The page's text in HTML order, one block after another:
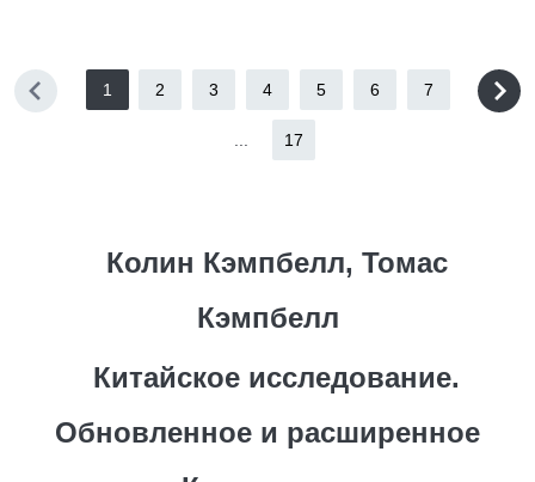
1 2 3 4 5 6 7
17
Колин Кэмпбелл, Томас
Кэмпбелл
Китайское исследование.
Обновленное и расширенное